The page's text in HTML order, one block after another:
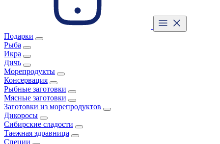
Подарки
Рыба
Икра
Дичь
Морепродукты
Консервация
Рыбные заготовки
Мясные заготовки
Заготовки из морепродуктов
Дикоросы
Сибирские сладости
Таежная здравница
Специи